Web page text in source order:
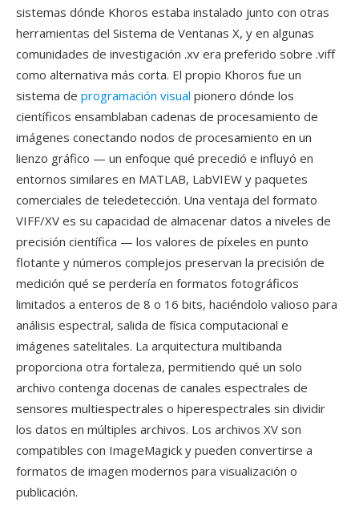
sistemas dónde Khoros estaba instalado junto con otras
herramientas del Sistema de Ventanas X, y en algunas
comunidades de investigación .xv era preferido sobre .viff
como alternativa más corta. El propio Khoros fue un
sistema de programación visual pionero dónde los
científicos ensamblaban cadenas de procesamiento de
imágenes conectando nodos de procesamiento en un
lienzo gráfico — un enfoque qué precedió e influyó en
entornos similares en MATLAB, LabVIEW y paquetes
comerciales de teledetección. Una ventaja del formato
VIFF/XV es su capacidad de almacenar datos a niveles de
precisión científica — los valores de píxeles en punto
flotante y números complejos preservan la precisión de
medición qué se perdería en formatos fotográficos
limitados a enteros de 8 o 16 bits, haciéndolo valioso para
análisis espectral, salida de física computacional e
imágenes satelitales. La arquitectura multibanda
proporciona otra fortaleza, permitiendo qué un solo
archivo contenga docenas de canales espectrales de
sensores multiespectrales o hiperespectrales sin dividir
los datos en múltiples archivos. Los archivos XV son
compatibles con ImageMagick y pueden convertirse a
formatos de imagen modernos para visualización o
publicación.